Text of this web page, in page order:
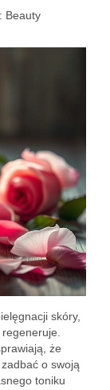
Beauty
skóry,
że
o swoją
toniku